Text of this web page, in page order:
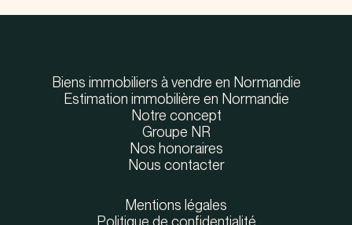
Biens immobiliers à vendre en Normandie
Estimation immobilière en Normandie
Notre concept
Groupe NR
Nos honoraires
Nous contacter
Mentions légales